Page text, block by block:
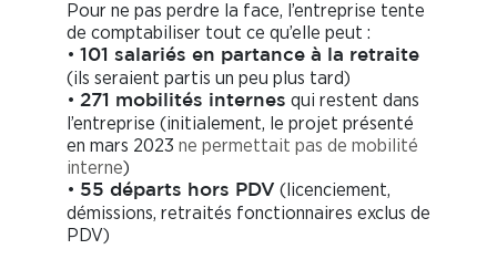
Pour ne pas perdre la face, l’entreprise tente
de comptabiliser tout ce qu’elle peut :
• 101 salariés en partance à la retraite
(ils seraient partis un peu plus tard)
• 271 mobilités internes qui restent dans
l’entreprise (initialement, le projet présenté
en mars 2023 ne permettait pas de mobilité
interne)
• 55 départs hors PDV (licenciement,
démissions, retraités fonctionnaires exclus de
PDV)